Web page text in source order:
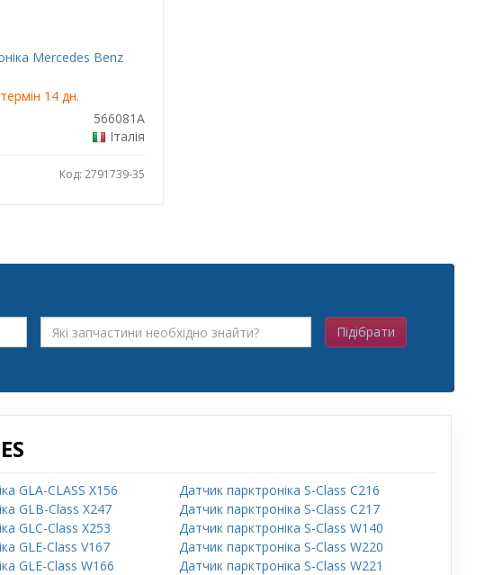
Mercedes Benz
термін 14 дн.
566081A
Італія
Код: 2791739-35
Підібрати
GLA-CLASS X156
GLB-Class X247
GLC-Class X253
GLE-Class V167
GLE-Class W166
Датчик парктроніка S-Class C216
Датчик парктроніка S-Class C217
Датчик парктроніка S-Class W140
Датчик парктроніка S-Class W220
Датчик парктроніка S-Class W221